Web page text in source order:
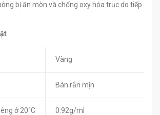
bị ăn mòn và chống oxy hóa trục do tiếp
Vàng
Bán rắn mịn
ở 20˚C
0.92g/ml